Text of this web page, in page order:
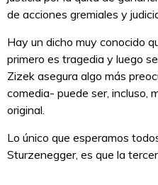
de acciones gremiales y
Hay un dicho muy conocido
primero es tragedia y luego
Zizek asegura algo más
comedia- puede ser, incluso,
original.
Lo único que esperamos
Sturzenegger, es que la